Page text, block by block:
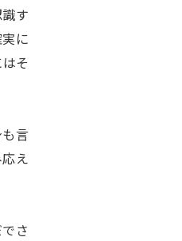
す
に
そ
言
え
さ